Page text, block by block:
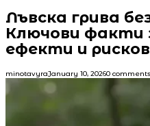
Лъвска грива
Ключови факти
ефекти и
minotavyraJanuary 10, 20260 comments